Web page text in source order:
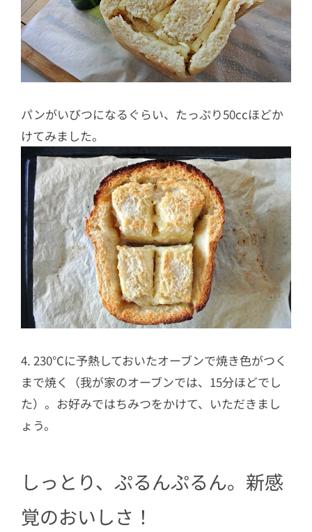
パンがいびつになるぐらい、たっぷり50ccほどか
けてみました。
4. 230℃に予熱しておいたオーブンで焼き色がつく
まで焼く（我が家のオーブンでは、15分ほどでし
た）。お好みではちみつをかけて、いただきまし
ょう。
しっとり、ぷるんぷるん。新感
覚のおいしさ！